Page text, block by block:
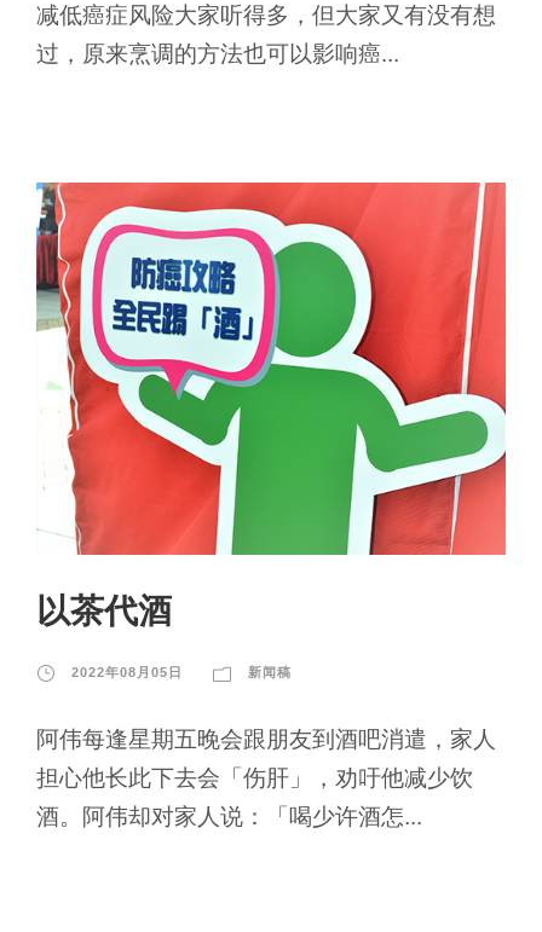
减低癌症风险大家听得多，但大家又有没有想
过，原来烹调的方法也可以影响癌...
以茶代酒
2022年08月05日 新闻稿
阿伟每逢星期五晚会跟朋友到酒吧消遣，家人
担心他长此下去会「伤肝」，劝吁他减少饮
酒。阿伟却对家人说：「喝少许酒怎...